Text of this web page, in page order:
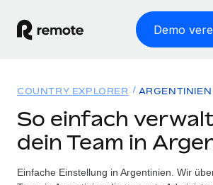
Demo
WELTWEITE BESCHÄFTIGUNG
Globale Payroll
Lösungen
WELTWEITE ABDECKUNG
Ressourcen
COUNTRY EXPLORER ARGENTINIEN
So einfach
dein Team in
Einfache Einstellung in Argentinien. Wir